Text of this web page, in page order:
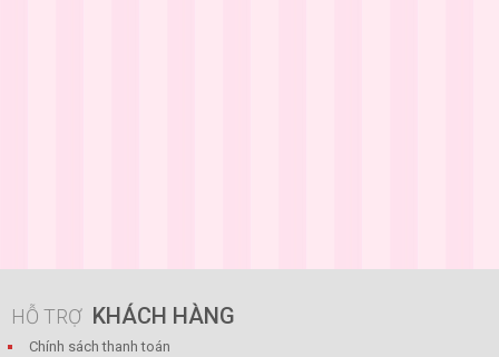
HỖ TRỢ KHÁCH HÀNG
Chính sách thanh toán